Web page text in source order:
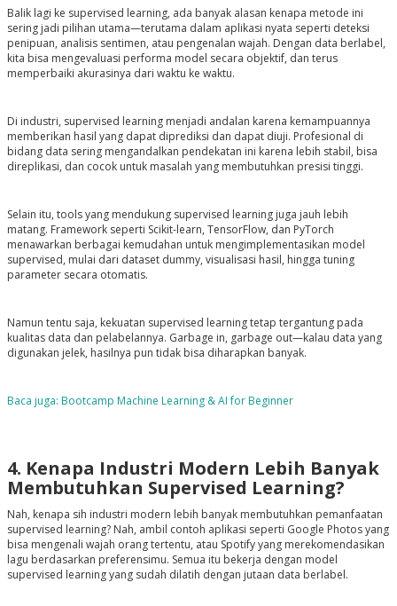
Balik lagi ke supervised learning, ada banyak alasan kenapa metode ini
sering jadi pilihan utama—terutama dalam aplikasi nyata seperti deteksi
penipuan, analisis sentimen, atau pengenalan wajah. Dengan data berlabel,
kita bisa mengevaluasi performa model secara objektif, dan terus
memperbaiki akurasinya dari waktu ke waktu.
Di industri, supervised learning menjadi andalan karena kemampuannya
memberikan hasil yang dapat diprediksi dan dapat diuji. Profesional di
bidang data sering mengandalkan pendekatan ini karena lebih stabil, bisa
direplikasi, dan cocok untuk masalah yang membutuhkan presisi tinggi.
Selain itu, tools yang mendukung supervised learning juga jauh lebih
matang. Framework seperti Scikit-learn, TensorFlow, dan PyTorch
menawarkan berbagai kemudahan untuk mengimplementasikan model
supervised, mulai dari dataset dummy, visualisasi hasil, hingga tuning
parameter secara otomatis.
Namun tentu saja, kekuatan supervised learning tetap tergantung pada
kualitas data dan pelabelannya. Garbage in, garbage out—kalau data yang
digunakan jelek, hasilnya pun tidak bisa diharapkan banyak.
Baca juga: Bootcamp Machine Learning & AI for Beginner
4. Kenapa Industri Modern Lebih Banyak
Membutuhkan Supervised Learning?
Nah, kenapa sih industri modern lebih banyak membutuhkan pemanfaatan
supervised learning? Nah, ambil contoh aplikasi seperti Google Photos yang
bisa mengenali wajah orang tertentu, atau Spotify yang merekomendasikan
lagu berdasarkan preferensimu. Semua itu bekerja dengan model
supervised learning yang sudah dilatih dengan jutaan data berlabel.